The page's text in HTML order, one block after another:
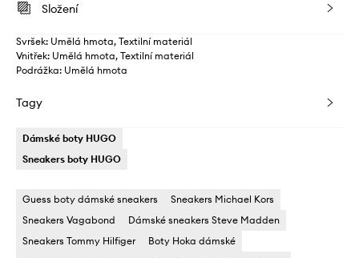
Složení
Svršek: Umělá hmota, Textilní materiál
Vnitřek: Umělá hmota, Textilní materiál
Podrážka: Umělá hmota
Tagy
Dámské boty HUGO
Sneakers boty HUGO
Guess boty dámské sneakers
Sneakers Michael Kors
Sneakers Vagabond
Dámské sneakers Steve Madden
Sneakers Tommy Hilfiger
Boty Hoka dámské